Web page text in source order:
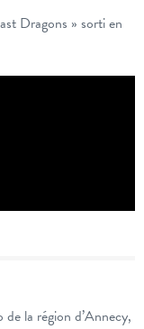
Dragons » sorti en
musicale et
la région d’Annecy,